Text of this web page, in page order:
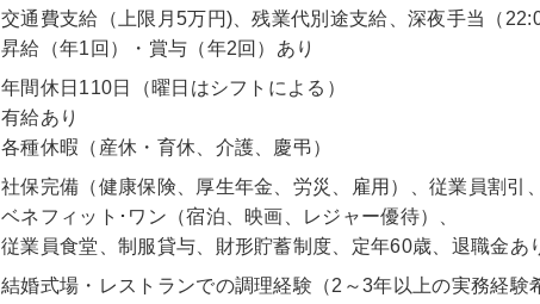
交通費支給（上限月5万円)、残業代別途支給、深夜手当（
昇給（年1回）・賞与（年2回）あり
年間休日110日（曜日はシフトによる）
有給あり
各種休暇（産休・育休、介護、慶弔）
社保完備（健康保険、厚生年金、労災、雇用）、従業員割引、
ベネフィット･ワン（宿泊、映画、レジャー優待）、
従業員食堂、制服貸与、財形貯蓄制度、定年60歳、退職金あ
結婚式場・レストランでの調理経験（2～3年以上の実務経験